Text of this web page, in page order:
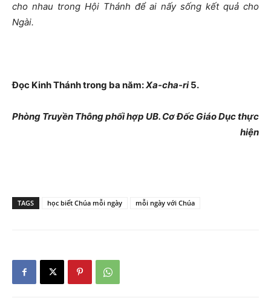
cho nhau trong Hội Thánh để ai nấy sống kết quả cho
Ngài.
Đọc Kinh Thánh trong ba năm:Xa-cha-ri5.
Phòng Truyền Thông phối hợp UB. Cơ Đốc Giáo Dục thực
hiện
TAGS học biết Chúa mỗi ngày mỗi ngày với Chúa